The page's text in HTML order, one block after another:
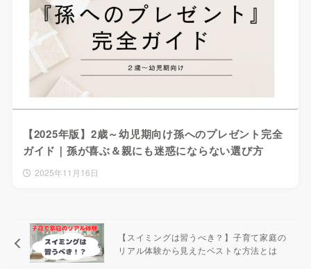
【2025年版】2歳～幼児期向け孫へのプレゼント完全
ガイド｜孫が喜ぶ＆親にも迷惑にならない選び方
2025年11月16日
【スイミングは習うべき？】子育て家庭の
リアル体験から見えたベストな方法とは